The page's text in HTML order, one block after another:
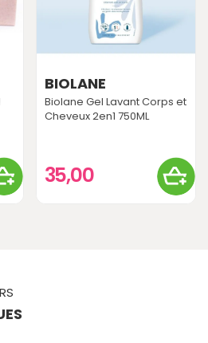
BIOLANE
Biolane Gel Lavant Corps et
Cheveux 2en1 750ML
35,00